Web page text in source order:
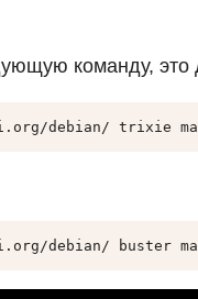
команду, это
debian/ trixie
debian/ buster